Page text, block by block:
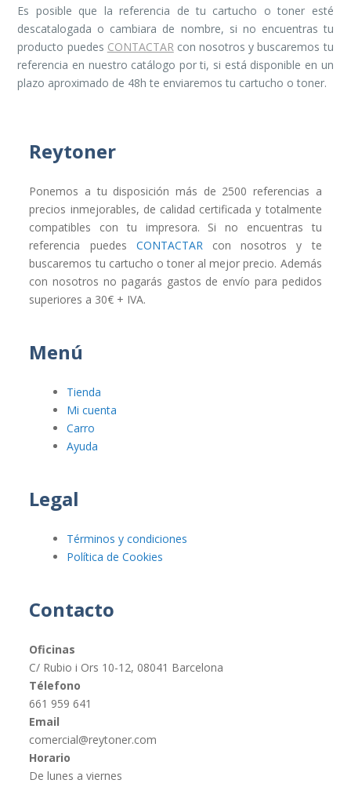
Es posible que la referencia de tu cartucho o toner esté
descatalogada o cambiara de nombre, si no encuentras tu
producto puedes CONTACTARcon nosotros y buscaremos tu
referencia en nuestro catálogo por ti, si está disponible en un
plazo aproximado de 48h te enviaremos tu cartucho o toner.
Reytoner
Ponemos a tu disposición más de 2500 referencias a
precios inmejorables, de calidad certificada y totalmente
compatibles con tu impresora. Si no encuentras tu
referencia puedes CONTACTARcon nosotros y te
buscaremos tu cartucho o toner al mejor precio. Además
con nosotros no pagarás gastos de envío para pedidos
superiores a 30€ + IVA.
Menú
Tienda
Mi cuenta
Carro
Ayuda
Legal
Términos y condiciones
Política de Cookies
Contacto
Oficinas
C/ Rubio i Ors 10-12, 08041 Barcelona
Télefono
661 959 641
Email
comercial@reytoner.com
Horario
De lunes a viernes